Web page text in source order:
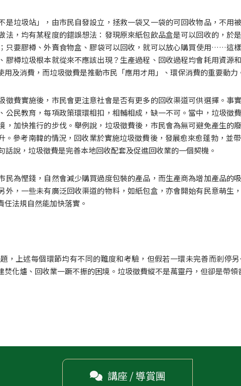
是垃圾站」，由市民自發設立，拯救一袋又一袋的可回收物品，不用
法，均有某程度的錯誤想法：發現原來紙包飲品盒是可以回收的，於
只要膠樽、外賣食物盒、膠袋可以回收，就可以放心購買使用……這
膠樽垃圾根本就從來不應該出現？生產過程、回收過程均會耗用資源
及消費，而垃圾徵費是推動市民「應用才用」、環保消費的重要動力
徵費實施後，市民會更注意社會是否有更多的回收渠道可供選擇。事
公民教育，每項政策環環相扣，相輔相成，缺一不可。當中，垃圾徵
，加快推行的步伐。舉例說，垃圾徵費後，市民會為無可避免產生的
。參考南韓的情況，回收業於實施垃圾徵費後，發展愈來愈蓬勃，並
話說，垃圾徵費是完善本地回收配套及促進回收業的一個契機。
民為慳錢，自然會減少購買過度包裝的產品，而生產商為增加產品的
外，一些未有廣泛回收渠道的物料，如紙包盒，亦會開始有民意萌生
法規自然能加快落實。
，上述每個環節均有不同的難度和考驗，但假若一環未完善而剎停
化爐、回收業一蹶不振的困境。垃圾徵費縱不是萬靈丹，但卻是帶
 講座 / 導賞團